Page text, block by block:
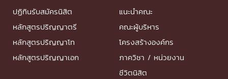
ปฏิทินรับสมัครนิสิต
หลักสูตรปริญญาตรี
หลักสูตรปริญญาโท
หลักสูตรปริญญาเอก
แนะนำคณะ
คณะผู้บริหาร
โครงสร้างองค์กร
ภาควิชา / หน่วยงาน
ชีวิตนิสิต